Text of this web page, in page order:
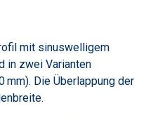
mit sinuswelligem
in zwei Varianten
Die Überlappung der